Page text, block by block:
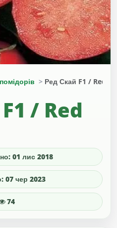
Ред Скай F1 / Red
/ Red
01 лис 2018
07 чер 2023
74